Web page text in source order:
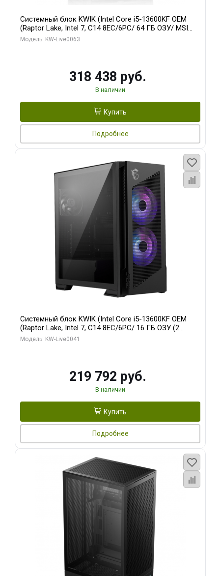
Системный блок KWIK (Intel Core i5-13600KF OEM
(Raptor Lake, Intel 7, C14 8EC/6PC/ 64 ГБ ОЗУ/ MSI
RTX5080 VENTUS 3X OC 16GB GDDR7 256bit 3xDP
Модель: KW-Live0063
318 438 руб.
В наличии
Купить
Подробнее
Системный блок KWIK (Intel Core i5-13600KF OEM
(Raptor Lake, Intel 7, C14 8EC/6PC/ 16 ГБ ОЗУ (2
модуля)/ Palit RTX5080 GAMINGPRO OC 16GB GDDR7
Модель: KW-Live0041
219 792 руб.
В наличии
Купить
Подробнее